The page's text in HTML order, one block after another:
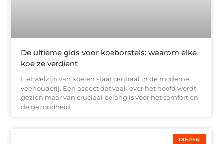
De ultieme gids voor koeborstels: waarom elke
koe ze verdient
Het welzijn van koeien staat centraal in de moderne
veehouderij. Een aspect dat vaak over het hoofd wordt
gezien maar van cruciaal belang is voor het comfort en
de gezondheid
DIEREN